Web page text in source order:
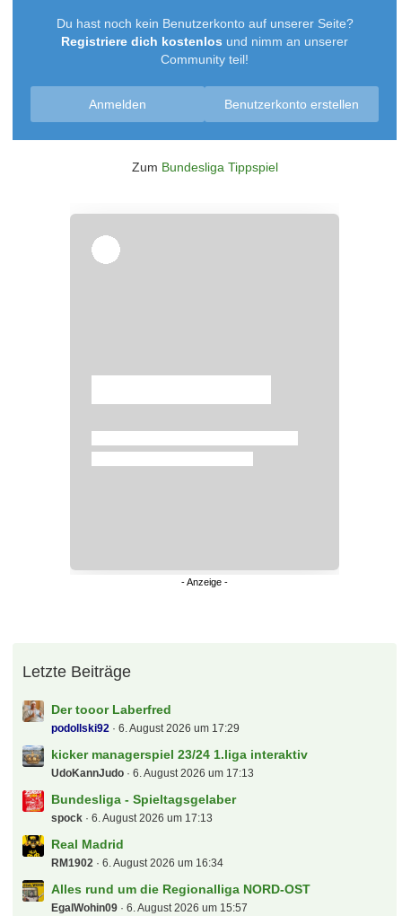
Du hast noch kein Benutzerkonto auf unserer Seite?
Registriere dich kostenlos und nimm an unserer
Community teil!
Benutzerkonto erstellen
Anmelden
Zum Bundesliga Tippspiel
Letzte Beiträge
Der tooor Laberfred
podollski92 6. August 2026 um 17:29
kicker managerspiel 23/24 1.liga interaktiv
UdoKannJudo 6. August 2026 um 17:13
Bundesliga - Spieltagsgelaber
spock 6. August 2026 um 17:13
Real Madrid
RM1902 6. August 2026 um 16:34
Alles rund um die Regionalliga NORD-OST
EgalWohin09 6. August 2026 um 15:57